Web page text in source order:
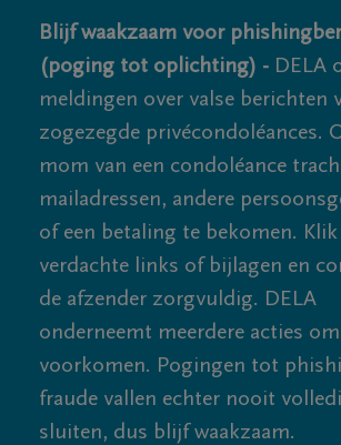
Blijf waakzaam voor
(poging tot oplichting) - DELA
meldingen over valse berichten
zogezegde privécondoléances.
mom van een condoléance
mailadressen, andere
of een betaling te bekomen.
verdachte links of bijlagen en
de afzender zorgvuldig. DELA
onderneemt meerdere acties
voorkomen. Pogingen tot
fraude vallen echter nooit
sluiten, dus blijf waakzaam.